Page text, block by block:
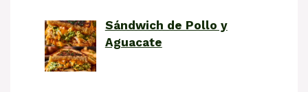
Sándwich de Pollo y
Aguacate